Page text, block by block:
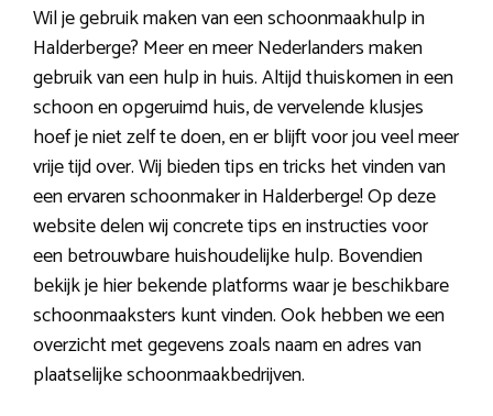
Wil je gebruik maken van een schoonmaakhulp in
Halderberge? Meer en meer Nederlanders maken
gebruik van een hulp in huis. Altijd thuiskomen in een
schoon en opgeruimd huis, de vervelende klusjes
hoef je niet zelf te doen, en er blijft voor jou veel meer
vrije tijd over. Wij bieden tips en tricks het vinden van
een ervaren schoonmaker in Halderberge! Op deze
website delen wij concrete tips en instructies voor
een betrouwbare huishoudelijke hulp. Bovendien
bekijk je hier bekende platforms waar je beschikbare
schoonmaaksters kunt vinden. Ook hebben we een
overzicht met gegevens zoals naam en adres van
plaatselijke schoonmaakbedrijven.